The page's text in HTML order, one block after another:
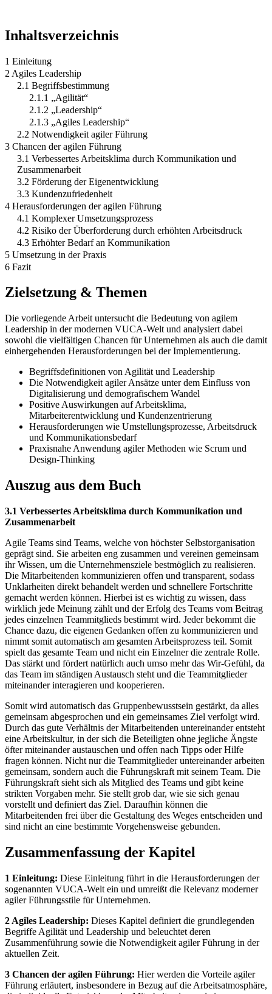
Inhaltsverzeichnis
1 Einleitung
2 Agiles Leadership
2.1 Begriffsbestimmung
2.1.1 „Agilität“
2.1.2 „Leadership“
2.1.3 „Agiles Leadership“
2.2 Notwendigkeit agiler Führung
3 Chancen der agilen Führung
3.1 Verbessertes Arbeitsklima durch Kommunikation und
Zusammenarbeit
3.2 Förderung der Eigenentwicklung
3.3 Kundenzufriedenheit
4 Herausforderungen der agilen Führung
4.1 Komplexer Umsetzungsprozess
4.2 Risiko der Überforderung durch erhöhten Arbeitsdruck
4.3 Erhöhter Bedarf an Kommunikation
5 Umsetzung in der Praxis
6 Fazit
Zielsetzung & Themen
Die vorliegende Arbeit untersucht die Bedeutung von agilem
Leadership in der modernen VUCA-Welt und analysiert dabei
sowohl die vielfältigen Chancen für Unternehmen als auch die damit
einhergehenden Herausforderungen bei der Implementierung.
Begriffsdefinitionen von Agilität und Leadership
Die Notwendigkeit agiler Ansätze unter dem Einfluss von
Digitalisierung und demografischem Wandel
Positive Auswirkungen auf Arbeitsklima,
Mitarbeiterentwicklung und Kundenzentrierung
Herausforderungen wie Umstellungsprozesse, Arbeitsdruck
und Kommunikationsbedarf
Praxisnahe Anwendung agiler Methoden wie Scrum und
Design-Thinking
Auszug aus dem Buch
3.1 Verbessertes Arbeitsklima durch Kommunikation und
Zusammenarbeit
Agile Teams sind Teams, welche von höchster Selbstorganisation
geprägt sind. Sie arbeiten eng zusammen und vereinen gemeinsam
ihr Wissen, um die Unternehmensziele bestmöglich zu realisieren.
Die Mitarbeitenden kommunizieren offen und transparent, sodass
Unklarheiten direkt behandelt werden und schnellere Fortschritte
gemacht werden können. Hierbei ist es wichtig zu wissen, dass
wirklich jede Meinung zählt und der Erfolg des Teams vom Beitrag
jedes einzelnen Teammitglieds bestimmt wird. Jeder bekommt die
Chance dazu, die eigenen Gedanken offen zu kommunizieren und
nimmt somit automatisch am gesamten Arbeitsprozess teil. Somit
spielt das gesamte Team und nicht ein Einzelner die zentrale Rolle.
Das stärkt und fördert natürlich auch umso mehr das Wir-Gefühl, da
das Team im ständigen Austausch steht und die Teammitglieder
miteinander interagieren und kooperieren.
Somit wird automatisch das Gruppenbewusstsein gestärkt, da alles
gemeinsam abgesprochen und ein gemeinsames Ziel verfolgt wird.
Durch das gute Verhältnis der Mitarbeitenden untereinander entsteht
eine Arbeitskultur, in der sich die Beteiligten ohne jegliche Ängste
öfter miteinander austauschen und offen nach Tipps oder Hilfe
fragen können. Nicht nur die Teammitglieder untereinander arbeiten
gemeinsam, sondern auch die Führungskraft mit seinem Team. Die
Führungskraft sieht sich als Mitglied des Teams und gibt keine
strikten Vorgaben mehr. Sie stellt grob dar, wie sie sich genau
vorstellt und definiert das Ziel. Daraufhin können die
Mitarbeitenden frei über die Gestaltung des Weges entscheiden und
sind nicht an eine bestimmte Vorgehensweise gebunden.
Zusammenfassung der Kapitel
1 Einleitung: Diese Einleitung führt in die Herausforderungen der
sogenannten VUCA-Welt ein und umreißt die Relevanz moderner
agiler Führungsstile für Unternehmen.
2 Agiles Leadership: Dieses Kapitel definiert die grundlegenden
Begriffe Agilität und Leadership und beleuchtet deren
Zusammenführung sowie die Notwendigkeit agiler Führung in der
aktuellen Zeit.
3 Chancen der agilen Führung: Hier werden die Vorteile agiler
Führung erläutert, insbesondere in Bezug auf die Arbeitsatmosphäre,